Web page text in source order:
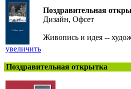
увеличить
Поздравительная
Дизайн, Офсет
Живопись и идея --
Поздравительная открытка